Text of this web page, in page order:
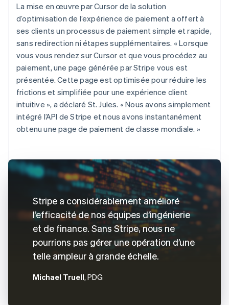
La mise en œuvre par Cursor de la solution
d’optimisation de l’expérience de paiement a offert à
ses clients un processus de paiement simple et rapide,
sans redirection ni étapes supplémentaires. « Lorsque
vous vous rendez sur Cursor et que vous procédez au
paiement, une page générée par Stripe vous est
présentée. Cette page est optimisée pour réduire les
frictions et simplifiée pour une expérience client
intuitive », a déclaré St. Jules. « Nous avons simplement
intégré l’API de Stripe et nous avons instantanément
obtenu une page de paiement de classe mondiale. »
Stripe a considérablement amélioré
l’efficacité de nos équipes d’ingénierie
et de finance. Sans Stripe, nous ne
pourrions pas gérer une opération d’une
telle ampleur à grande échelle.
Michael Truell, PDG